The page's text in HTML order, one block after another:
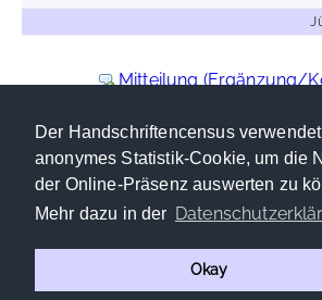
Der Handschriftencensus
anonymes Statistik-Cookie, um die
der Online-Präsenz auswerten zu
Mehr dazu in der
Okay
Mitteilung (Ergänzung/